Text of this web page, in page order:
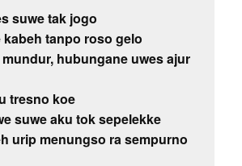
suwe tak jogo
tanpo roso gelo
hubungane uwes ajur
tresno koe
suwe aku tok sepelekke
urip menungso ra sempurno